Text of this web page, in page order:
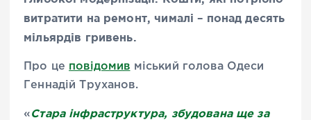
витратити на ремонт, чималі – понад десять
мільярдів гривень.
Про це повідомив міський голова Одеси
Геннадій Труханов.
« Стара інфраструктура, збудована ще за